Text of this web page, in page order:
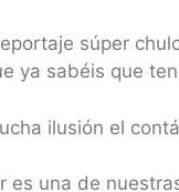
súper
ya sabéis que
ilusión el
es una de